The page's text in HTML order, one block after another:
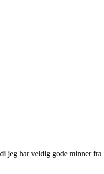
jeg har veldig gode minner